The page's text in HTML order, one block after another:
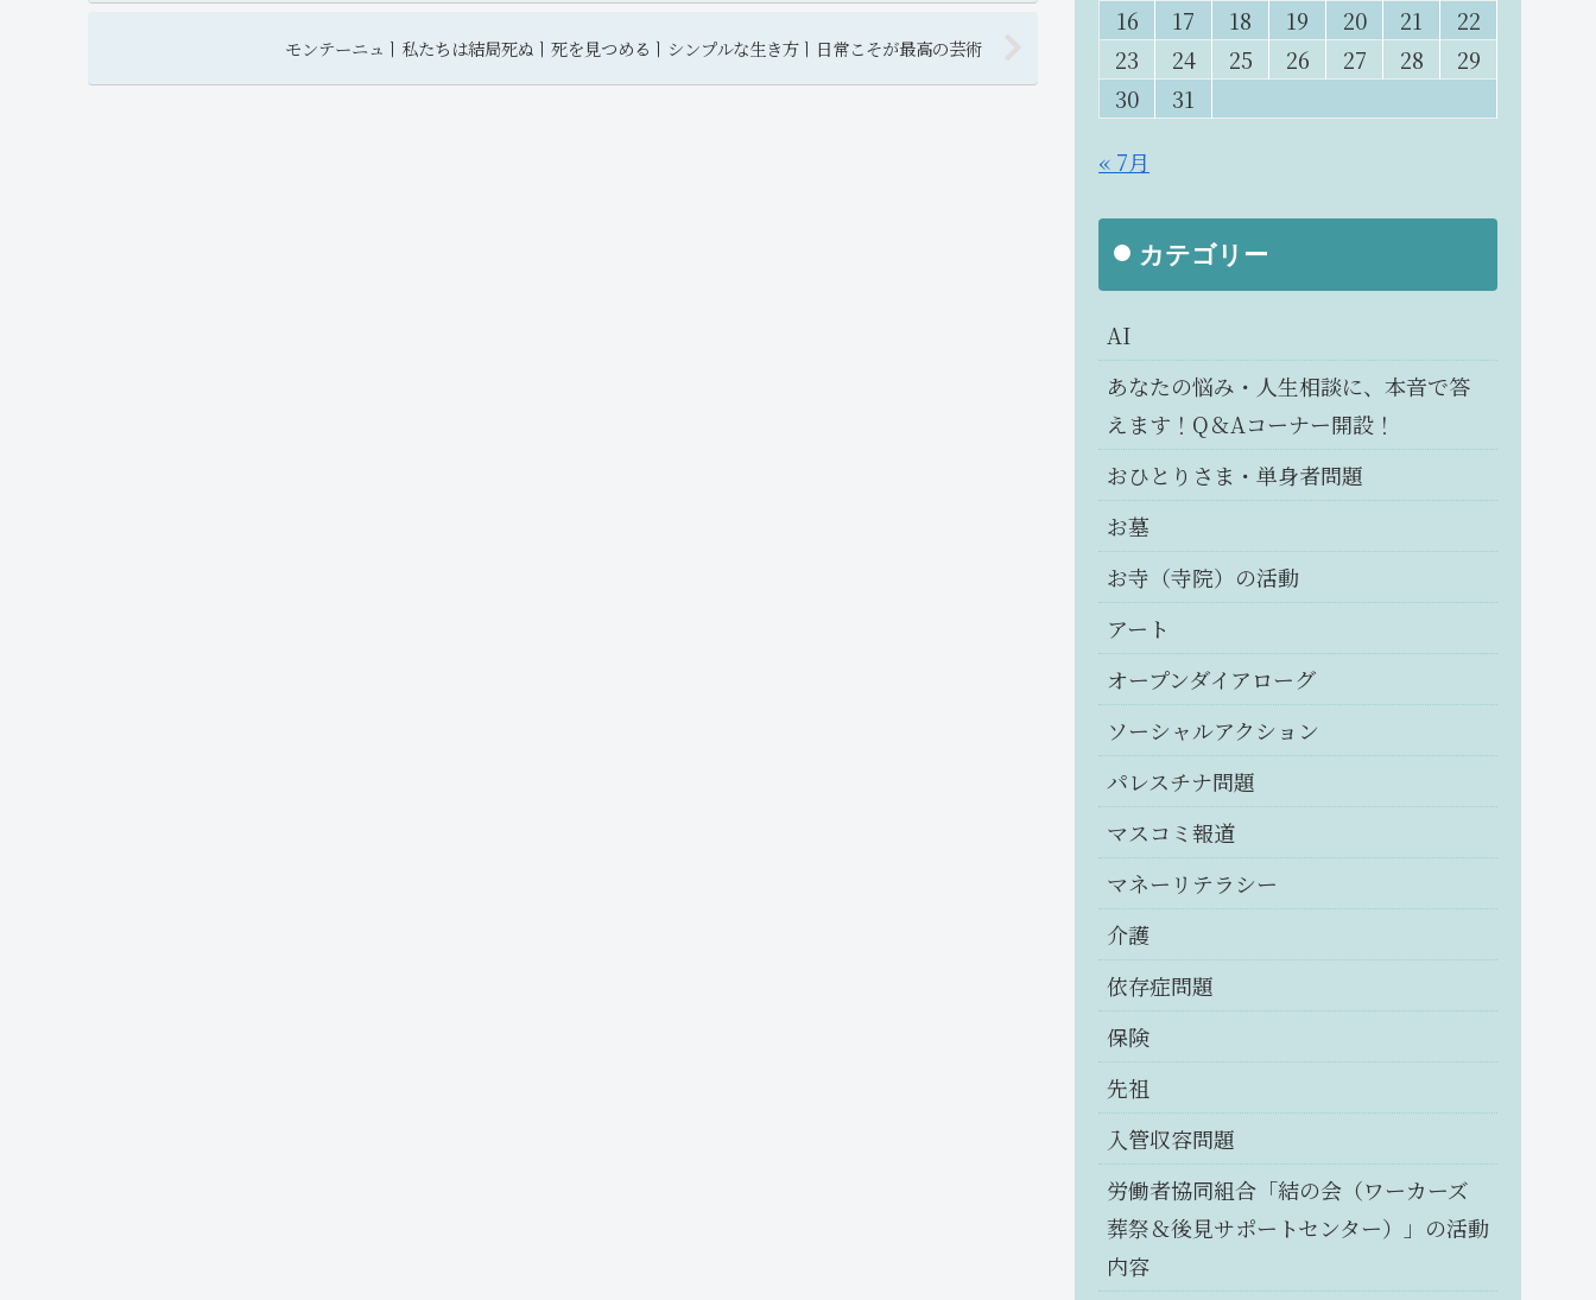
モンテーニュㅣ私たちは結局死ぬㅣ死を見つめるㅣシンプルな生き方ㅣ日常こそが最高の芸術
16
17 18 19 20 21
22
23
24 25 26 27 28
29
30
31
« 7月
カテゴリー
AI
あなたの悩み・人生相談に、本音で答
えます！Q＆Aコーナー開設！
おひとりさま・単身者問題
お墓
お寺（寺院）の活動
アート
オープンダイアローグ
ソーシャルアクション
パレスチナ問題
マスコミ報道
マネーリテラシー
介護
依存症問題
保険
先祖
入管収容問題
労働者協同組合「結の会（ワーカーズ
葬祭＆後見サポートセンター）」の活動
内容